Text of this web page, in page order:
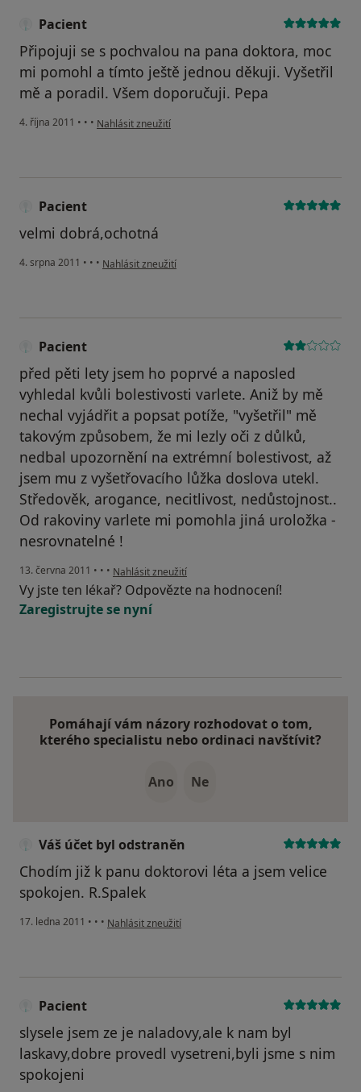
Pacient
Připojuji se s pochvalou na pana doktora, moc
mi pomohl a tímto ještě jednou děkuji. Vyšetřil
mě a poradil. Všem doporučuji. Pepa
4. října 2011 • • • podle názoru uživatele Pacient
Nahlásit zneužití
Pacient
velmi dobrá,ochotná
4. srpna 2011 • • • podle názoru uživatele Pacient
Nahlásit zneužití
Pacient
před pěti lety jsem ho poprvé a naposled
vyhledal kvůli bolestivosti varlete. Aniž by mě
nechal vyjádřit a popsat potíže, "vyšetřil" mě
takovým způsobem, že mi lezly oči z důlků,
nedbal upozornění na extrémní bolestivost, až
jsem mu z vyšetřovacího lůžka doslova utekl.
Středověk, arogance, necitlivost, nedůstojnost..
Od rakoviny varlete mi pomohla jiná uroložka -
nesrovnatelné !
13. června 2011 • • • podle názoru uživatele Pacient
Nahlásit zneužití
Vy jste ten lékař? Odpovězte na hodnocení!
Zaregistrujte se nyní
Pomáhají vám názory rozhodovat o tom,
kterého specialistu nebo ordinaci navštívit?
Ano Ne
Váš účet byl odstraněn
Chodím již k panu doktorovi léta a jsem velice
spokojen. R.Spalek
17. ledna 2011 • • • podle názoru uživatele Váš účet byl odstraněn
Nahlásit zneužití
Pacient
slysele jsem ze je naladovy,ale k nam byl
laskavy,dobre provedl vysetreni,byli jsme s nim
spokojeni